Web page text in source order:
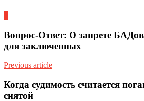
Вопрос-Ответ: О запрете
для заключенных
Previous article
Когда судимость считается
снятой